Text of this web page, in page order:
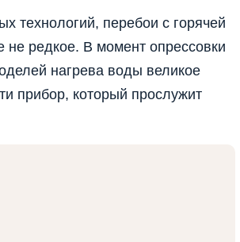
технологий, перебои с горячей
не редкое. В момент опрессовки
нагрева воды великое
прибор, который прослужит